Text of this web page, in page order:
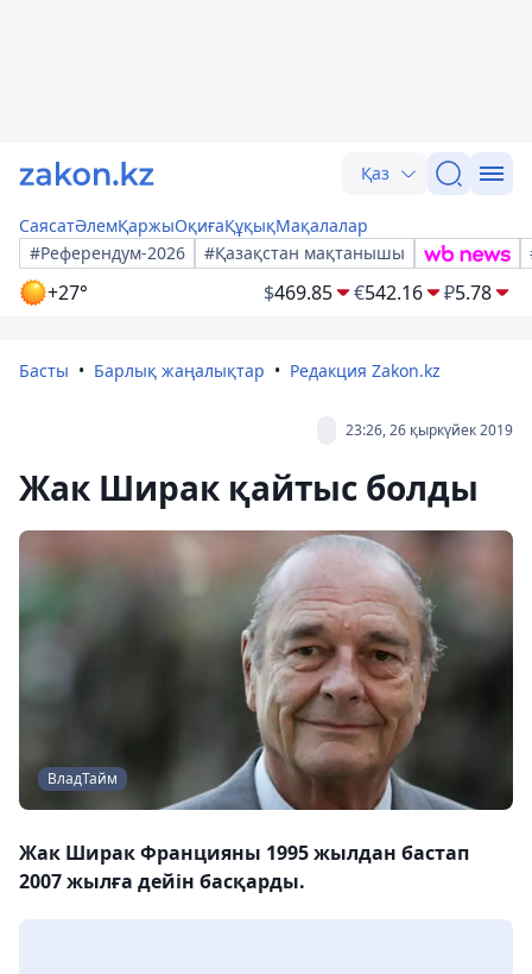
Қаз
СаясатӘлемҚаржыОқиғаҚұқықМақалалар
#Референдум-2026
#Қазақстан мақтанышы
+27° $469.85 €542.16 ₽5.78
Басты Барлық жаңалықтар Редакция Zakon.kz
23:26, 26 қыркүйек 2019
Жак Ширак қайтыс болды
ВладТайм
Жак Ширак Францияны 1995 жылдан бастап
2007 жылға дейін басқарды.